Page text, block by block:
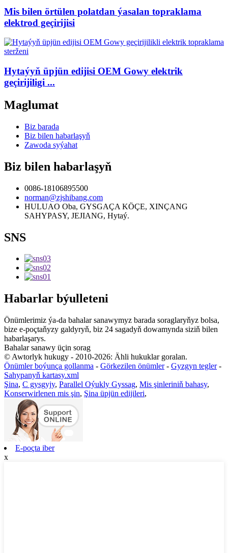
Mis bilen örtülen polatdan ýasalan topraklama
elektrod geçirijisi
Hytaýyň üpjün edijisi OEM Gowy elektrik
geçirijiligi ...
Maglumat
Biz barada
Biz bilen habarlaşyň
Zawoda syýahat
Biz bilen habarlaşyň
0086-18106895500
norman@zjshibang.com
HULUAO Oba, GYSGAÇA KÖÇE, XINÇANG
SAHYPASY, JEJIANG, Hytaý.
SNS
Habarlar býulleteni
Önümlerimiz ýa-da bahalar sanawymyz barada soraglaryňyz bolsa,
bize e-poçtaňyzy galdyryň, biz 24 sagadyň dowamynda siziň bilen
habarlaşarys.
Bahalar sanawy üçin sorag
© Awtorlyk hukugy - 2010-2026: Ähli hukuklar goralan.
Önümler boýunça gollanma - Görkezilen önümler- Gyzgyn tegler-
Sahypanyň kartasy.xml
Şina, C gysgyjy, Parallel Oýukly Gyssag, Mis şinleriniň bahasy,
Konserwirlenen mis şin, Şina üpjün edijileri,
E-poçta iber
x